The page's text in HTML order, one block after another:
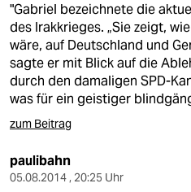
"Gabriel bezeichnete die
des Irakkrieges. „Sie zeigt,
wäre, auf Deutschland und
sagte er mit Blick auf die
durch den damaligen SPD-
was für ein geistiger
zum Beitrag
paulibahn
05.08.2014 , 20:25 Uhr